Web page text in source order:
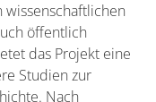
wissenschaftlichen
öffentlich
das Projekt eine
Studien zur
Nach